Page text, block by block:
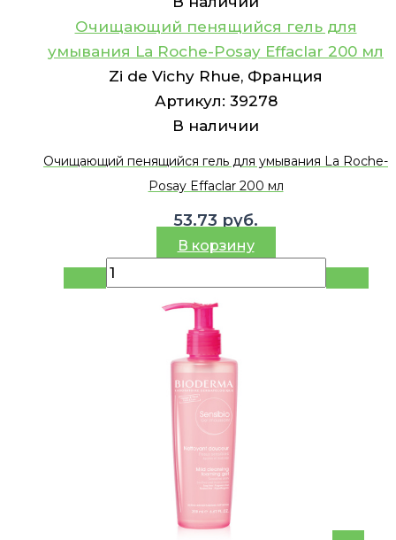
Очищающий пенящийся гель для
умывания La Roche-Posay Effaclar 200 мл
Zi de Vichy Rhue, Франция
Артикул: 39278
В наличии
Очищающий пенящийся гель для умывания La Roche-
Posay Effaclar 200 мл
53.73 руб.
В корзину